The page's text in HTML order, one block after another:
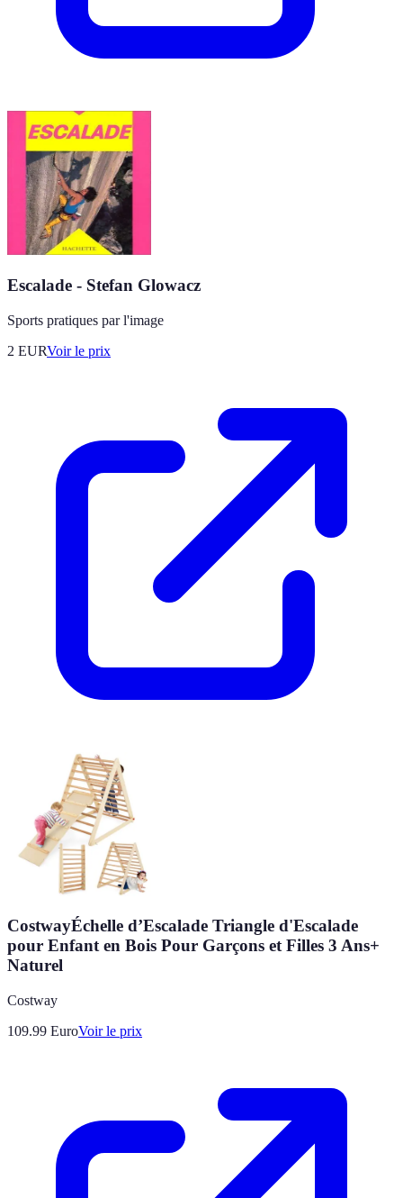
Escalade - Stefan Glowacz
Sports pratiques par l'image
2 EURVoir le prix
CostwayÉchelle d’Escalade Triangle d'Escalade
pour Enfant en Bois Pour Garçons et Filles 3 Ans+
Naturel
Costway
109.99 EuroVoir le prix